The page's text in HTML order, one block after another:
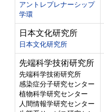
アントレプレナーシップ
学環
日本文化研究所
日本文化研究所
先端科学技術研究所
先端科学技術研究所
感染症分子研究センター
植物科学研究センター
人間情報学研究センター